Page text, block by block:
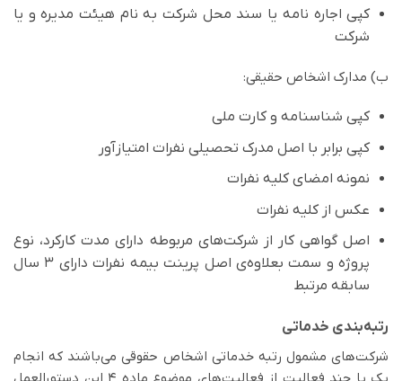
کپی اجاره نامه یا سند محل شرکت به نام هیئت مدیره و یا
شرکت
ب) مدارک اشخاص حقیقی:
کپی شناسنامه و کارت ملی
کپی برابر با اصل مدرک تحصیلی نفرات امتیازآور
نمونه امضای کلیه نفرات
عکس از کلیه نفرات
اصل گواهی کار از شرکت‌‌های مربوطه دارای مدت کارکرد، نوع
پروژه و سمت بعلاوه‌­ی اصل پرینت بیمه نفرات دارای ۳ سال
سابقه مرتبط
رتبه‌بندی خدماتی
شرکت­‌های مشمول رتبه خدماتی اشخاص حقوقی می‌باشند که انجام